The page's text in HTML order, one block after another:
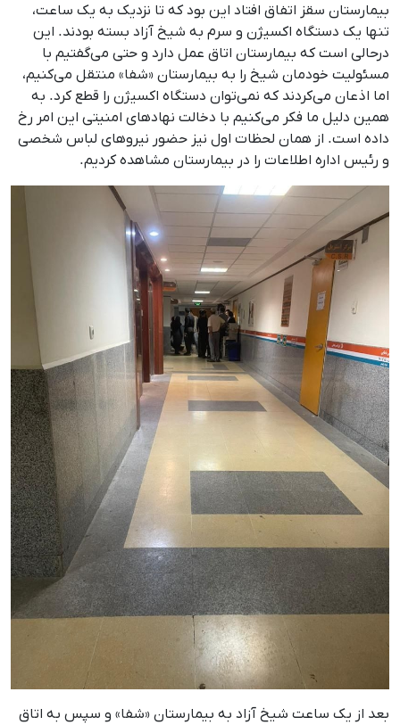
بیمارستان سقز اتفاق افتاد این بود که تا نزدیک به یک ساعت،
تنها یک دستگاه اکسیژن و سرم به شیخ آزاد بسته بودند. این
درحالی است که بیمارستان اتاق عمل دارد و حتی می‌گفتیم با
مسئولیت خودمان شیخ را به بیمارستان «شفا» منتقل می‌کنیم،
اما اذعان می‌کردند که نمی‌توان دستگاه اکسیژن را قطع کرد. به
‌همین دلیل ما فکر می‌کنیم با دخالت نهادهای امنیتی این امر رخ
داده است. از همان لحظات اول نیز حضور نیروهای لباس شخصی
و رئیس اداره اطلاعات را در بیمارستان مشاهده کردیم.
بعد از یک ساعت شیخ آزاد به بیمارستان «شفا» و سپس به اتاق